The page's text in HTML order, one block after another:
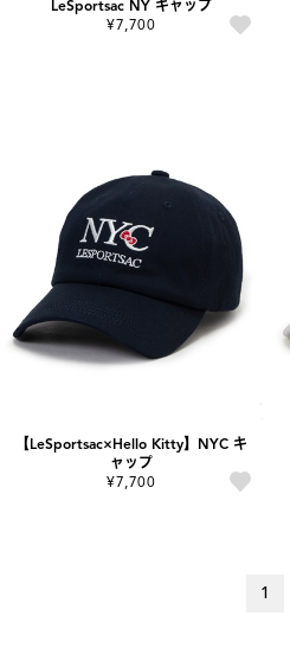
LeSportsac NY キャップ
¥7,700
【LeSportsac×Hello Kitty】NYC キ
ャップ
¥7,700
1